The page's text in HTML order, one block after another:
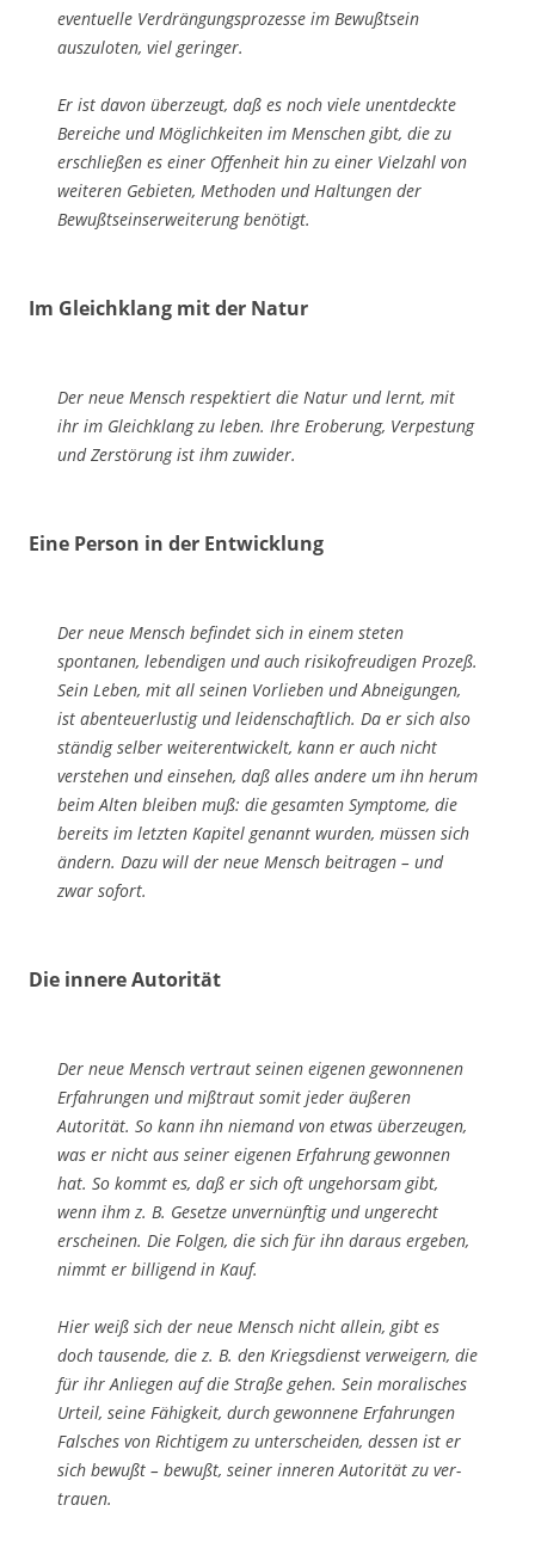
eventuel­le Verdrän­gungsprozesse im Bewußtsein
auszuloten, viel geringer.
Er ist davon überzeugt, daß es noch viele unentdeckte
Bereiche und Möglichkeiten im Menschen gibt, die zu
erschließen es einer Offenheit hin zu einer Vielzahl von
weite­ren Ge­bieten, Methoden und Haltungen der
Bewußtseinserweiterung benötigt.
Im Gleichklang mit der Natur
Der neue Mensch respektiert die Natur und lernt, mit
ihr im Gleichklang zu leben. Ihre Eroberung, Verpestung
und Zerstörung ist ihm zuwider.
Eine Person in der Entwicklung
Der neue Mensch befindet sich in einem steten
spontanen, lebendigen und auch risi­kofreudigen Prozeß.
Sein Leben, mit all seinen Vorlieben und Abneigungen,
ist abenteu­erlustig und leidenschaftlich. Da er sich also
ständig selber weiterentwickelt, kann er auch nicht
verstehen und einsehen, daß alles andere um ihn herum
beim Al­ten bleiben muß: die gesamten Symptome, die
bereits im letzten Kapitel genannt wurden, müssen sich
ändern. Dazu will der neue Mensch beitragen – und
zwar sofort.
Die innere Autorität
Der neue Mensch vertraut seinen eigenen gewonnenen
Erfahrungen und mißtraut so­mit jeder äußeren
Autorität. So kann ihn niemand von etwas überzeugen,
was er nicht aus seiner eigenen Erfahrung gewonnen
hat. So kommt es, daß er sich oft unge­horsam gibt,
wenn ihm z. B. Gesetze unvernünftig und ungerecht
erscheinen. Die Folgen, die sich für ihn daraus ergeben,
nimmt er billigend in Kauf.
Hier weiß sich der neue Mensch nicht allein, gibt es
doch tausende, die z. B. den Kriegsdienst verweigern, die
für ihr Anliegen auf die Straße gehen. Sein moralisches
Urteil, seine Fähigkeit, durch gewonnene Erfahrungen
Falsches von Richtigem zu un­terscheiden, dessen ist er
sich bewußt – bewußt, seiner inneren Autorität zu ver­
trauen.